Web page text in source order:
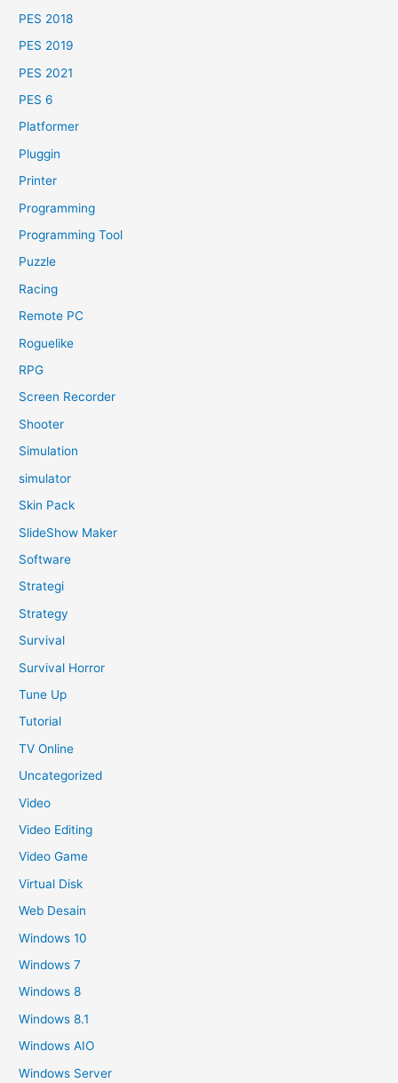
PES 2018
PES 2019
PES 2021
PES 6
Platformer
Pluggin
Printer
Programming
Programming Tool
Puzzle
Racing
Remote PC
Roguelike
RPG
Screen Recorder
Shooter
Simulation
simulator
Skin Pack
SlideShow Maker
Software
Strategi
Strategy
Survival
Survival Horror
Tune Up
Tutorial
TV Online
Uncategorized
Video
Video Editing
Video Game
Virtual Disk
Web Desain
Windows 10
Windows 7
Windows 8
Windows 8.1
Windows AIO
Windows Server